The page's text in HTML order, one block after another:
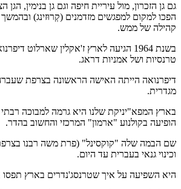
גם גן הזכרון, מול עיריית חיפה וגם גן בנימין, הגן
הפכו למקום למפגשים מזדמנים (קְרוּזינג)
קהילה של ממש.
בשנת 1964 הגיעה לארץ ז'אקלין שארלוט
טרנסיות ושל אמניות דראג.
דיפרנואה הייתה האישה הראשונה בצרפת
מגדרית.
בארץ המפא"יניקת שלנו היא גרמה למבוכה
הופיעה בקולנוע "ארמון" המרכזי והחשוב בהדר.
שם הבמה שלה "קוקסינל" (פרת משה רבנו
וכינוי גנאי בעברית עד היום.
היא השפיעה על איך שטרנסג'נדרים בארץ